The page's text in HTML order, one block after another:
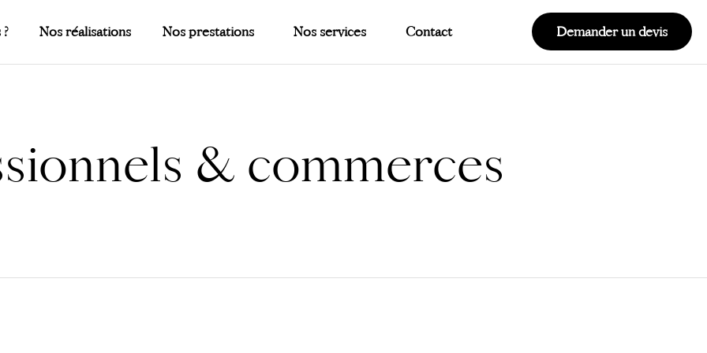
Nos réalisations Nos prestations Nos services Contact Demander un devis
& commerces